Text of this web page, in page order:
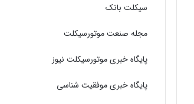
سیکلت بانک
مجله صنعت موتورسیکلت
پایگاه خبری موتورسیکلت نیوز
پایگاه خبری موفقیت شناسی